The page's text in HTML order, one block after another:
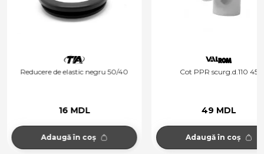
Reducere de elastic negru 50/40
16 MDL
Adaugă în coș
Cot PPR scurg.d.110 45
49 MDL
Adaugă în coș